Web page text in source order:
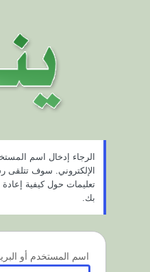
الرجاء إدخال اسم
الإلكتروني. سوف تتلقى
تعليمات حول كيفية إعادة
بك.
اسم المستخدم أو